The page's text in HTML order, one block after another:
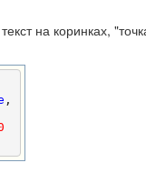
на коринках,
,